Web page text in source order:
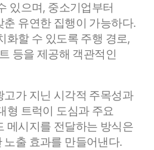
있으며, 중소기업부터
유연한 집행이 가능하다.
화할 수 있도록 주행 경로,
등을 제공해 객관적인
가 지닌 시각적 주목성과
형 트럭이 도심과 주요
메시지를 전달하는 방식은
출 효과를 만들어낸다.